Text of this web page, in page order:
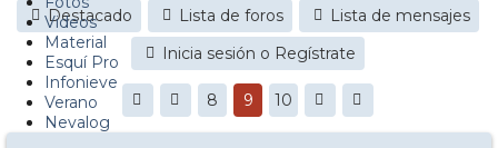
Videos
Material
Esquí Pro
Infonieve
Verano
Nevalog
Destacado Lista de foros
Lista de mensajes
Inicia sesión o Regístrate
8 9 10